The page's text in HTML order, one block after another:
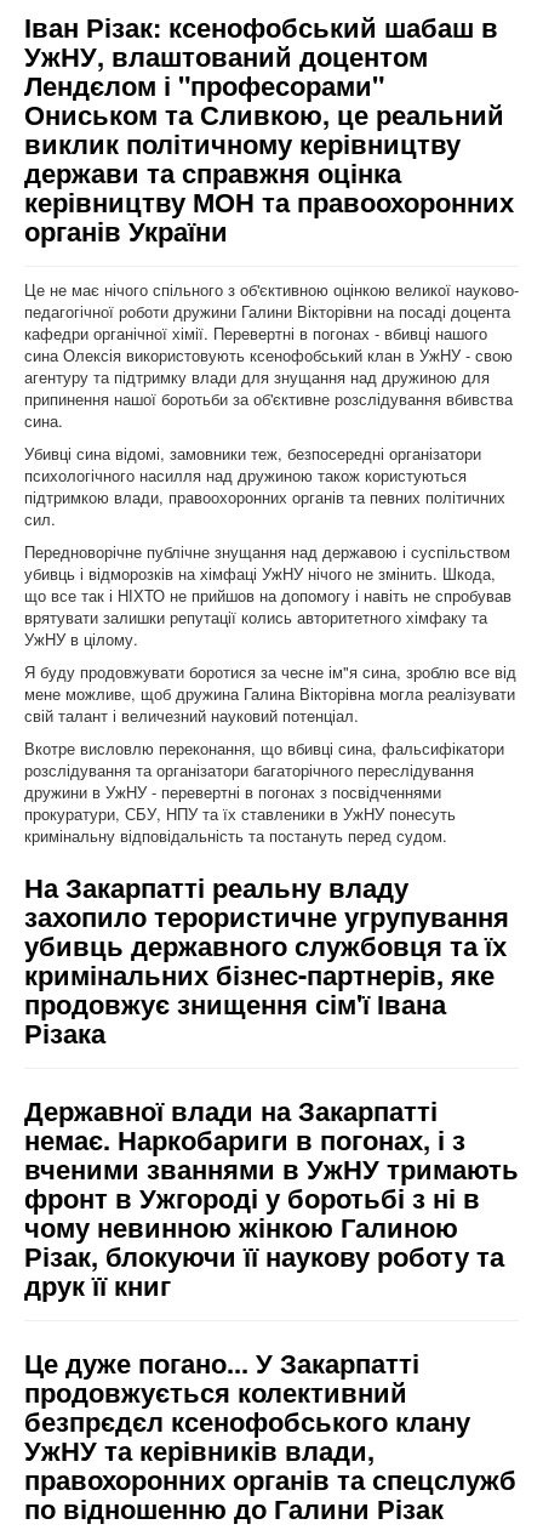
Іван Різак: ксенофобський шабаш в
УжНУ, влаштований доцентом
Лендєлом і "професорами"
Ониськом та Сливкою, це реальний
виклик політичному керівництву
держави та справжня оцінка
керівництву МОН та правоохоронних
органів України
Це не має нічого спільного з об'єктивною оцінкою великої науково-
педагогічної роботи дружини Галини Вікторівни на посаді доцента
кафедри органічної хімії. Перевертні в погонах - вбивці нашого
сина Олексія використовують ксенофобський клан в УжНУ - свою
агентуру та підтримку влади для знущання над дружиною для
припинення нашої боротьби за об'єктивне розслідування вбивства
сина.
Убивці сина відомі, замовники теж, безпосередні організатори
психологічного насилля над дружиною також користуються
підтримкою влади, правоохоронних органів та певних політичних
сил.
Передноворічне публічне знущання над державою і суспільством
убивць і відморозків на хімфаці УжНУ нічого не змінить. Шкода,
що все так і НІХТО не прийшов на допомогу і навіть не спробував
врятувати залишки репутації колись авторитетного хімфаку та
УжНУ в цілому.
Я буду продовжувати боротися за чесне ім"я сина, зроблю все від
мене можливе, щоб дружина Галина Вікторівна могла реалізувати
свій талант і величезний науковий потенціал.
Вкотре висловлю переконання, що вбивці сина, фальсифікатори
розслідування та організатори багаторічного переслідування
дружини в УжНУ - перевертні в погонах з посвідченнями
прокуратури, СБУ, НПУ та їх ставленики в УжНУ понесуть
кримінальну відповідальність та постануть перед судом.
На Закарпатті реальну владу
захопило терористичне угрупування
убивць державного службовця та їх
кримінальних бізнес-партнерів, яке
продовжує знищення сім'ї Івана
Різака
Державної влади на Закарпатті
немає. Наркобариги в погонах, і з
вченими званнями в УжНУ тримають
фронт в Ужгороді у боротьбі з ні в
чому невинною жінкою Галиною
Різак, блокуючи її наукову роботу та
друк її книг
Це дуже погано... У Закарпатті
продовжується колективний
безпрєдєл ксенофобського клану
УжНУ та керівників влади,
правохоронних органів та спецслужб
по відношенню до Галини Різак